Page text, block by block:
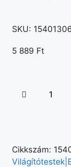
SKU:
5 889 Ft
Cikkszám: